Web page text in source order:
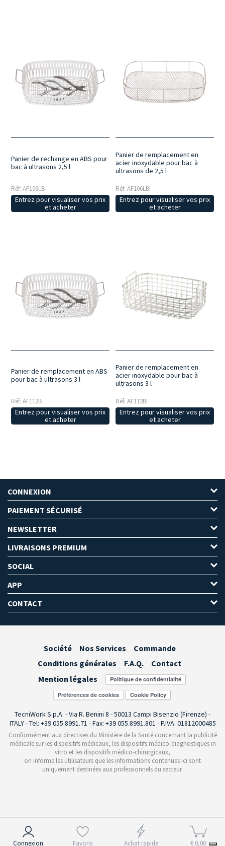
Connexion Favoris Achat rapide € 0,00
Panier de rechange en ABS pour
bac à ultrasons 2,5 l
Réf: AF106LB
Entrez pour visualiser vos prix
et acheter
Panier de remplacement en
acier inoxydable pour bac à
ultrasons de 2,5 l
Réf: AF106LBI
Entrez pour visualiser vos prix
et acheter
Panier de remplacement en ABS
pour bac à ultrasons 3 l
Réf: AF112B
Entrez pour visualiser vos prix
et acheter
Panier de remplacement en
acier inoxydable pour bac à
ultrasons 3 l
Réf: AF112BI
Entrez pour visualiser vos prix
et acheter
CONNEXION
PAIEMENT SÉCURISÉ
NEWSLETTER
LIVRAISONS PREMIUM
SOCIAL
APP
CONTACT
Société Nos Services
Commande
Conditions générales
F.A.Q.
Contact
Mention légales
Préférences de cookies
TecniWork S.p.A. - Via R. Benini 8 - 50013 Campi Bisenzio (Firenze) -
ITALY - Tel: +39 055.8991.71 - Fax: +39 055.8991.801 - P.IVA: 01812000485
Conformément aux directives du Ministère de la Santé concernant la publicité
médicale sur les dispositifs médicaux, les dispositifs médico-diagnostiques in
vitro et les dispositifs médico-chirurgicaux,
on informe les utilisateurs que les informations contenues ici sont
uniquement destinées aux professionnels du secteur.
Notification lors de la collecte